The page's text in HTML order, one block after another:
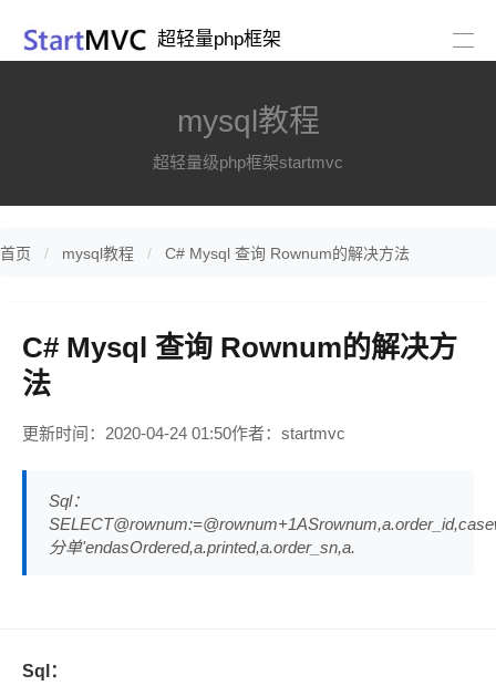
超轻量php框架
mysql教程
超轻量级php框架startmvc
首页 mysql教程 C# Mysql 查询 Rownum的解决方法
C# Mysql 查询 Rownum的解决方
法
更新时间：2020-04-24 01:50作者：startmvc
Sql：
分单'endasOrdered,a.printed,a.order_sn,a.
Sql：